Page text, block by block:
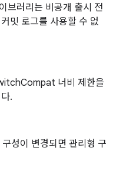
브러리는 비공개 출시 전
밋 로그를 사용할 수 없
너비 제한을
.
성이 변경되면 관리형 구